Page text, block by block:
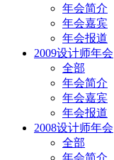
年会简介
年会嘉宾
年会报道
2009设计师年会
全部
年会简介
年会嘉宾
年会报道
2008设计师年会
全部
年会简介